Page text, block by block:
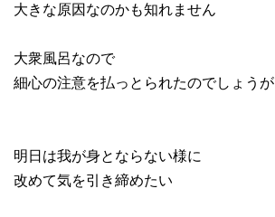
大きな原因なのかも知れません
大衆風呂なので
細心の注意を払っとられたのでしょうが
明日は我が身とならない様に
改めて気を引き締めたい